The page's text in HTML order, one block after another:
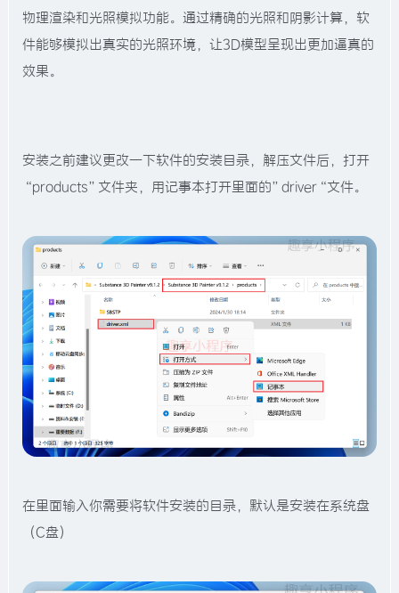
物理渲染和光照模拟功能。通过精确的光照和阴影计算，软
件能够模拟出真实的光照环境，让3D模型呈现出更加逼真的
效果。
安装之前建议更改一下软件的安装目录，解压文件后，打开
“products”文件夹，用记事本打开里面的”driver“文件。
在里面输入你需要将软件安装的目录，默认是安装在系统盘
（C盘）